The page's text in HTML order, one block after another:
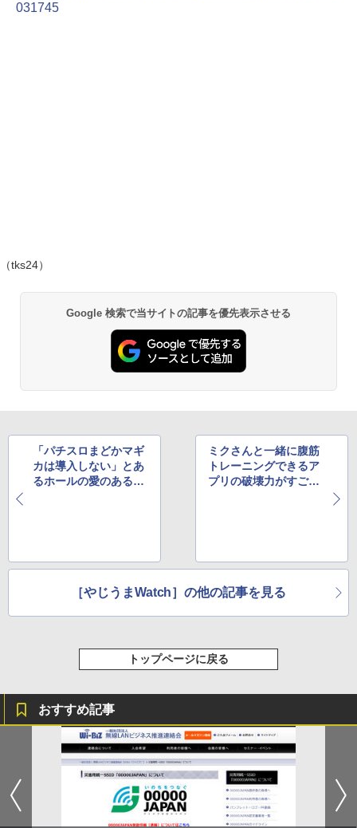
031745
（tks24）
Google 検索で当サイトの記事を優先表示させる
「パチスロまどかマギ
カは導入しない」とあ
るホールの愛のあるブ
ミクさんと一緒に腹筋
トレーニングできるア
プリの破壊力がすごい
［やじうまWatch］の他の記事を見る
トップページに戻る
おすすめ記事